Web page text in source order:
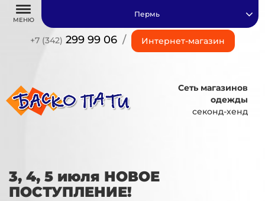
МЕНЮ
+7 (342) 299 99 06 / Интернет-магазин
Пермь
Сеть магазинов
одежды
секонд-хенд
3, 4, 5 июля НОВОЕ
ПОСТУПЛЕНИЕ!